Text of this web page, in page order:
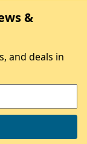
&
and deals in